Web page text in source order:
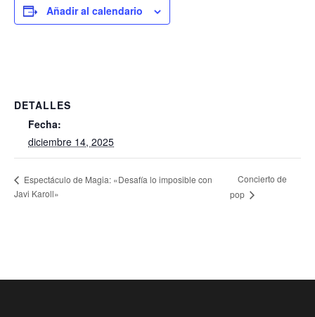
Añadir al calendario
DETALLES
Fecha:
diciembre 14, 2025
Espectáculo de Magia: «Desafía lo imposible con
Javi Karoll»
Concierto de
pop